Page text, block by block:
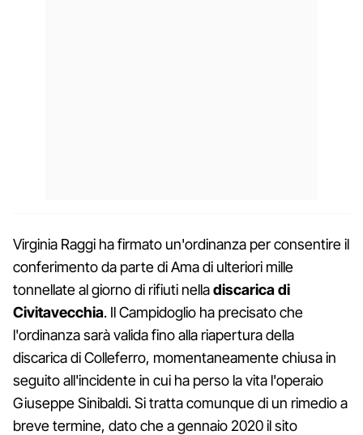
Virginia Raggi ha firmato un'ordinanza per consentire il
conferimento da parte di Ama di ulteriori mille
tonnellate al giorno di rifiuti nelladiscarica di
Civitavecchia. Il Campidoglio ha precisato che
l'ordinanza sarà valida fino alla riapertura della
discarica di Colleferro, momentaneamente chiusa in
seguito all'incidente in cui ha perso la vita l'operaio
Giuseppe Sinibaldi. Si tratta comunque di un rimedio a
breve termine, dato che a gennaio 2020 il sito